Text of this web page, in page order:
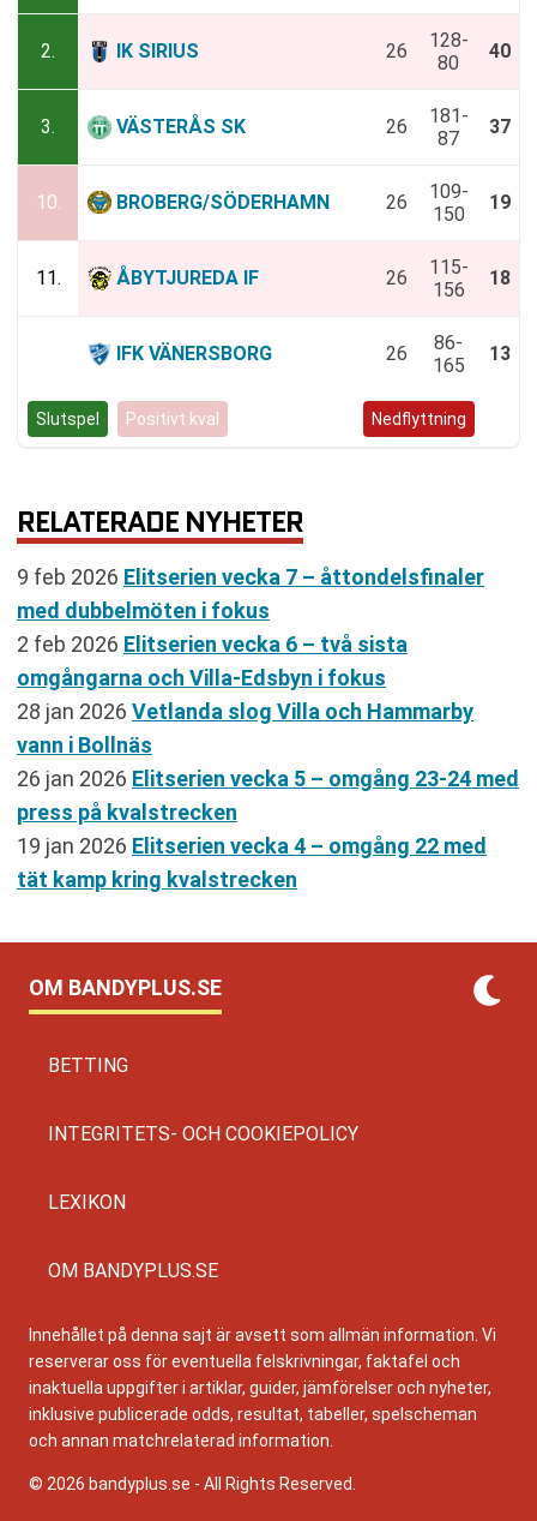
2. IK SIRIUS 26
128-
80
40
3. VÄSTERÅS SK 26
181-
87
37
10. BROBERG/SÖDERHAMN 26
109-
150
19
11. ÅBYTJUREDA IF 26
115-
156
18
IFK VÄNERSBORG 26
86-
165
13
Slutspel Positivt kval Nedflyttning
RELATERADE NYHETER
9 feb 2026 Elitserien vecka 7 – åttondelsfinaler
med dubbelmöten i fokus
2 feb 2026 Elitserien vecka 6 – två sista
omgångarna och Villa-Edsbyn i fokus
28 jan 2026 Vetlanda slog Villa och Hammarby
vann i Bollnäs
26 jan 2026 Elitserien vecka 5 – omgång 23-24 med
press på kvalstrecken
19 jan 2026 Elitserien vecka 4 – omgång 22 med
tät kamp kring kvalstrecken
OM BANDYPLUS.SE
BETTING
INTEGRITETS- OCH COOKIEPOLICY
LEXIKON
OM BANDYPLUS.SE
Innehållet på denna sajt är avsett som allmän information. Vi
reserverar oss för eventuella felskrivningar, faktafel och
inaktuella uppgifter i artiklar, guider, jämförelser och nyheter,
inklusive publicerade odds, resultat, tabeller, spelscheman
och annan matchrelaterad information.
© 2026 bandyplus.se - All Rights Reserved.